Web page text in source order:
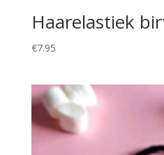
Haarelastiek
€7.95